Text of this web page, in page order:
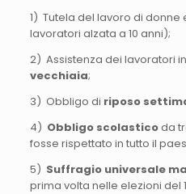
1) Tutela del lavoro di donne
lavoratori alzata a 10 anni);
2) Assistenza dei lavoratori
vecchiaia;
3) Obbligo di riposo
4) Obbligo scolasticoda
fosse rispettato in tutto il
5) Suffragio universale
prima volta nelle elezioni del